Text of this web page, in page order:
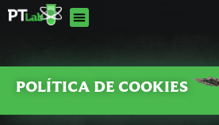
POLÍTICA DE COOKIES